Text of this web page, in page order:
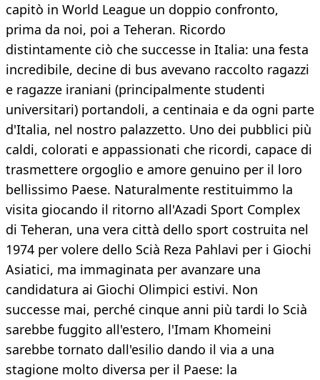
capitò in World League un doppio confronto,
prima da noi, poi a Teheran. Ricordo
distintamente ciò che successe in Italia: una festa
incredibile, decine di bus avevano raccolto ragazzi
e ragazze iraniani (principalmente studenti
universitari) portandoli, a centinaia e da ogni parte
d'Italia, nel nostro palazzetto. Uno dei pubblici più
caldi, colorati e appassionati che ricordi, capace di
trasmettere orgoglio e amore genuino per il loro
bellissimo Paese. Naturalmente restituimmo la
visita giocando il ritorno all'Azadi Sport Complex
di Teheran, una vera città dello sport costruita nel
1974 per volere dello Scià Reza Pahlavi per i Giochi
Asiatici, ma immaginata per avanzare una
candidatura ai Giochi Olimpici estivi. Non
successe mai, perché cinque anni più tardi lo Scià
sarebbe fuggito all'estero, l'Imam Khomeini
sarebbe tornato dall'esilio dando il via a una
stagione molto diversa per il Paese: la